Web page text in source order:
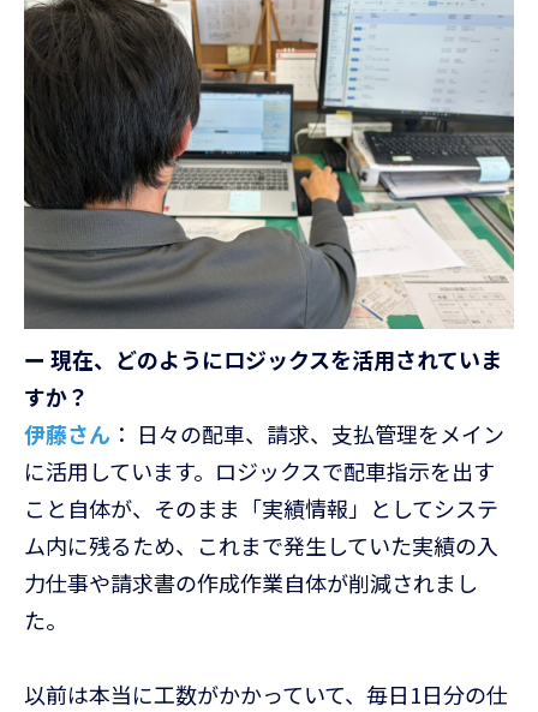
ー 現在、どのようにロジックスを活用されていま
すか？
伊藤さん ： 日々の配車、請求、支払管理をメイン
に活用しています。ロジックスで配車指示を出す
こと自体が、そのまま「実績情報」としてシステ
ム内に残るため、これまで発生していた実績の入
力仕事や請求書の作成作業自体が削減されまし
た。
以前は本当に工数がかかっていて、毎日1日分の仕